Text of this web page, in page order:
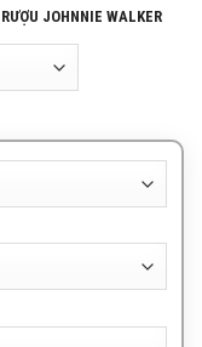
RƯỢU JOHNNIE WALKER